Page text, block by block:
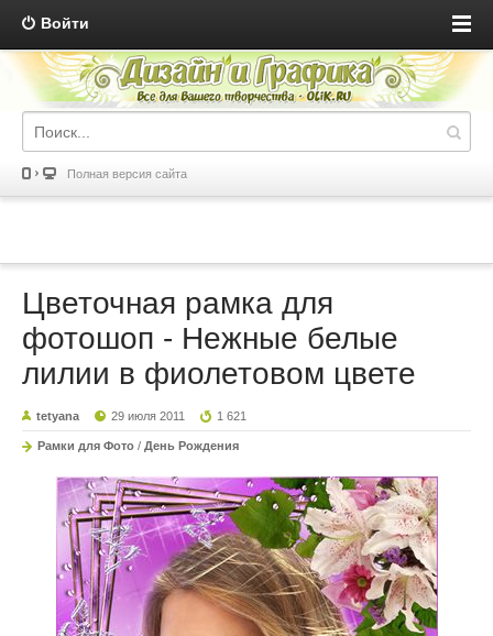
Войти
Полная версия сайта
Цветочная рамка для
фотошоп - Нежные белые
лилии в фиолетовом цвете
tetyana 29 июля 2011 1 621
Рамки для Фото / День Рождения